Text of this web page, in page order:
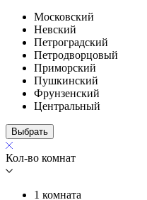
Московский
Невский
Петроградский
Петродворцовый
Приморский
Пушкинский
Фрунзенский
Центральный
Выбрать
Кол-во комнат
1 комната